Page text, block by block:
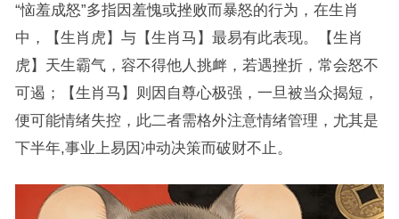
“恼羞成怒”多指因羞愧或挫败而暴怒的行为，在生肖
中，【生肖虎】与【生肖马】最易有此表现。【生肖
虎】天生霸气，容不得他人挑衅，若遇挫折，常会怒不
可遏；【生肖马】则因自尊心极强，一旦被当众揭短，
便可能情绪失控，此二者需格外注意情绪管理，尤其是
下半年,事业上易因冲动决策而破财不止。